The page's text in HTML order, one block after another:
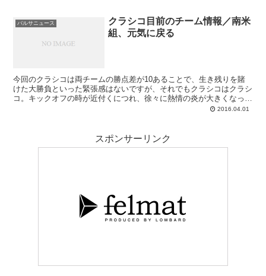
レス24）。もしバルサが三冠を達成すれば、このトリデンテは伝説
となって永く語り継がれましょう。
バルサニュース
クラシコ目前のチーム情報／南米
組、元気に戻る
今回のクラシコは両チームの勝点差が10あることで、生き残りを賭
けた大勝負といった緊張感はないですが、それでもクラシコはクラシ
コ。キックオフの時が近付くにつれ、徐々に熱情の炎が大きくなって
きました。順位表とは関係なくマドリーにはどんな試合にでも勝ちた
リー戦への弾みとすることを期待します。爆発せよ、我らのトリデン
2016.04.01
スポンサーリンク